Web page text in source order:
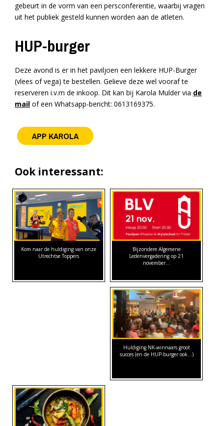
gebeurt in de vorm van een persconferentie, waarbij vragen
uit het publiek gesteld kunnen worden aan de atleten.
HUP-burger
Deze avond is er in het paviljoen een lekkere HUP-Burger
(vlees of vega) te bestellen. Gelieve deze wel vooraf te
reserveren i.v.m de inkoop. Dit kan bij Karola Mulder via de
mail of een Whatsapp-bericht: 0613169375.
APP KAROLA
Ook interessant:
Kom naar de huldiging van onze
Utrechtse Toppers
Bijzondere Algemene
Ledenvergadering op 21
november…
Huldiging NK-winnaars groot
succes (en de HUP-burger ook...)